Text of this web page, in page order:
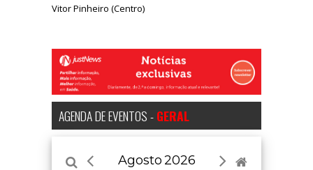
Vitor Pinheiro (Centro)
AGENDA DE EVENTOS -GERAL
Agosto2026